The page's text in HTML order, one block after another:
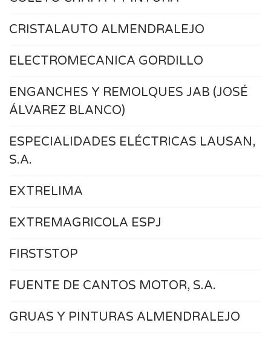
CRISTALAUTO ALMENDRALEJO
ELECTROMECANICA GORDILLO
ENGANCHES Y REMOLQUES JAB (JOSÉ
ÁLVAREZ BLANCO)
ESPECIALIDADES ELÉCTRICAS LAUSAN,
S.A.
EXTRELIMA
EXTREMAGRICOLA ESPJ
FIRSTSTOP
FUENTE DE CANTOS MOTOR, S.A.
GRUAS Y PINTURAS ALMENDRALEJO